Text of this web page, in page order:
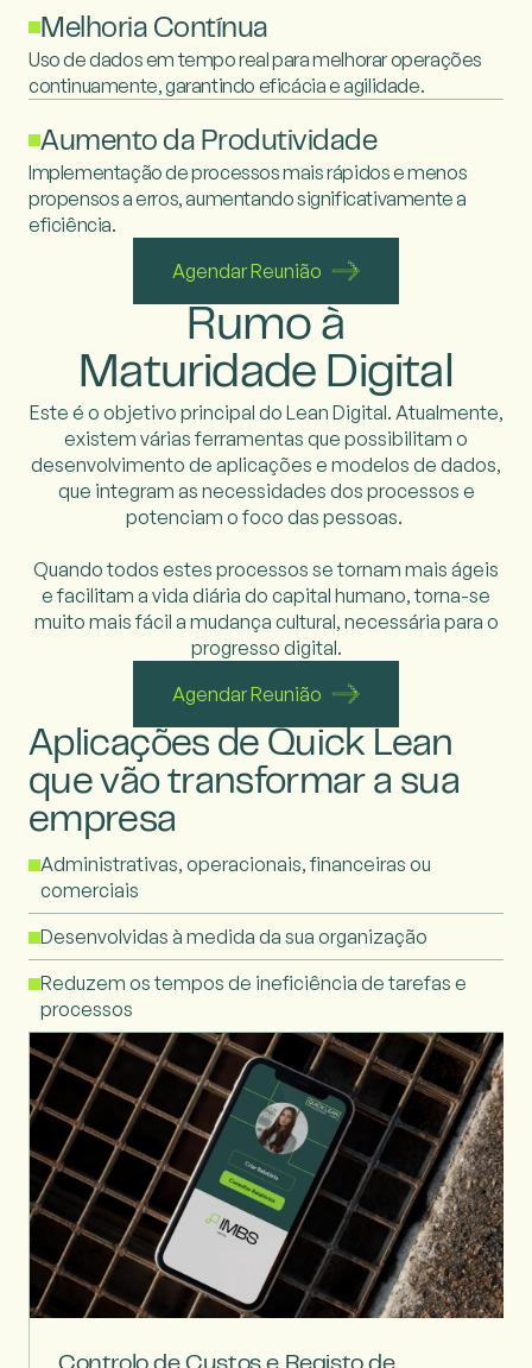
Melhoria Contínua
Uso de dados em tempo real para melhorar operações
continuamente, garantindo eficácia e agilidade.
Aumento da Produtividade
Implementação de processos mais rápidos e menos
propensosa erros, aumentando significativamente a
eficiência.
Agendar Reunião
Rumo à
Maturidade Digital
Este é o objetivo principal do Lean Digital. Atualmente,
existem várias ferramentas que possibilitam o
desenvolvimento de aplicações e modelos de dados,
que integram as necessidades dos processos e
potenciam o foco das pessoas.
Quando todos estes processos se tornam mais ágeis
e facilitam a vida diária do capital humano, torna-se
muito mais fácil a mudança cultural, necessária para o
progresso digital.
Agendar Reunião
Aplicações de Quick Lean
que vão transformar a sua
empresa
Administrativas, operacionais, financeiras ou
comerciais
Desenvolvidas à medida da sua organização
Reduzem os tempos de ineficiência de tarefas e
processos